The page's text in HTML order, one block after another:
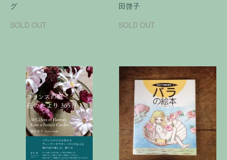
グ
SOLD OUT
田啓子
SOLD OUT